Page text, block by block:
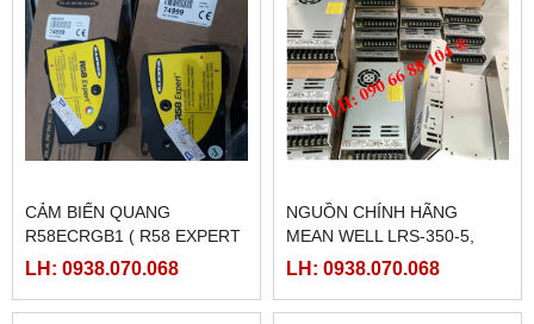
CẢM BIẾN QUANG
R58ECRGB1 ( R58 EXPERT
BANNER)
LH: 0938.070.068
NGUỒN CHÍNH HÃNG
MEAN WELL LRS-350-5,
LRS-350-12, LRS-350-24,
LRS-350-48
LH: 0938.070.068